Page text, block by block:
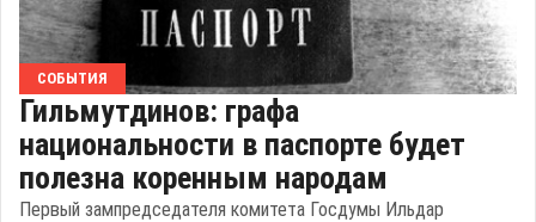
СОБЫТИЯ
Гильмутдинов: графа
национальности в паспорте будет
полезна коренным народам
Первый зампредседателя комитета Госдумы Ильдар